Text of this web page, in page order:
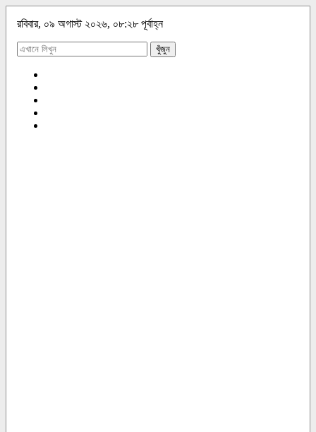
রবিবার, ০৯ অগাস্ট ২০২৬, ০৮:২৮ পূর্বাহ্ন
খুঁজুন